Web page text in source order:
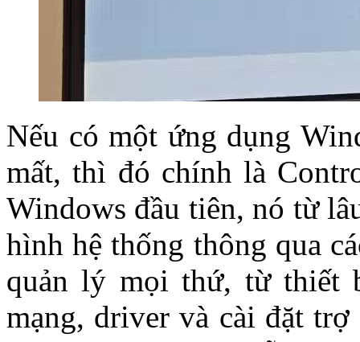
Nếu có một ứng dụng
mất, thì đó chính là
Windows đầu tiên, nó từ
hình hệ thống thông qua
quản lý mọi thứ, từ thiết
mạng, driver và cài đặt